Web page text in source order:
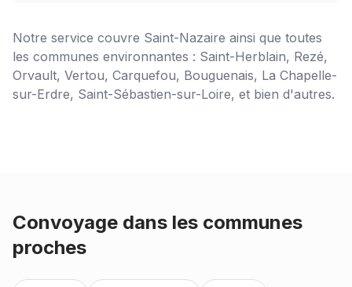
Notre service couvre Saint-Nazaire ainsi que toutes
les communes environnantes : Saint-Herblain, Rezé,
Orvault, Vertou, Carquefou, Bouguenais, La Chapelle-
sur-Erdre, Saint-Sébastien-sur-Loire, et bien d'autres.
Convoyage dans les communes
proches